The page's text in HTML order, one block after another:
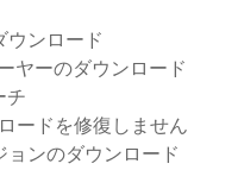
ウンロード
ヤーのダウンロード
チ
ードを修復しません
ンのダウンロード